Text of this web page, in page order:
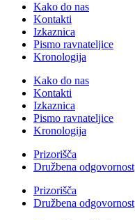
Kako do nas
Kontakti
Izkaznica
Pismo ravnateljice
Kronologija
Kako do nas
Kontakti
Izkaznica
Pismo ravnateljice
Kronologija
Prizorišča
Družbena odgovornost
Prizorišča
Družbena odgovornost